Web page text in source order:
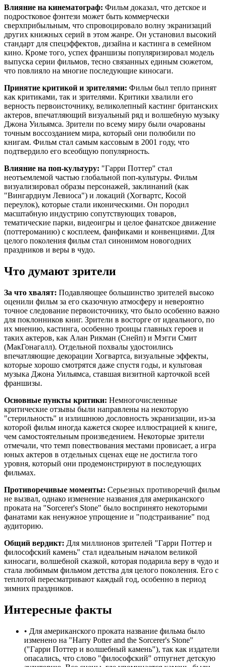
Влияние на кинематограф: Фильм доказал, что детское и
подростковое фэнтези может быть коммерчески
сверхприбыльным, что спровоцировало волну экранизаций
других книжных серий в этом жанре. Он установил высокий
стандарт для спецэффектов, дизайна и кастинга в семейном
кино. Кроме того, успех франшизы популяризировал модель
выпуска серии фильмов, тесно связанных единым сюжетом,
что повлияло на многие последующие киносаги.
Принятие критикой и зрителями: Фильм был тепло принят
как критиками, так и зрителями. Критики хвалили его
верность первоисточнику, великолепный кастинг британских
актеров, впечатляющий визуальный ряд и волшебную музыку
Джона Уильямса. Зрители по всему миру были очарованы
точным воссозданием мира, который они полюбили по
книгам. Фильм стал самым кассовым в 2001 году, что
подтвердило его всеобщую популярность.
Влияние на поп-культуру: "Гарри Поттер" стал
неотъемлемой частью глобальной поп-культуры. Фильм
визуализировал образы персонажей, заклинаний (как
"Вингардиум Левиоса") и локаций (Хогвартс, Косой
переулок), которые стали иконическими. Он породил
масштабную индустрию сопутствующих товаров,
тематические парки, видеоигры и целое фанатское движение
(поттероманию) с косплеем, фанфиками и конвенциями. Для
целого поколения фильм стал синонимом новогодних
праздников и веры в чудо.
Что думают зрители
За что хвалят: Подавляющее большинство зрителей высоко
оценили фильм за его сказочную атмосферу и невероятно
точное следование первоисточнику, что было особенно важно
для поклонников книг. Зрители в восторге от идеального, по
их мнению, кастинга, особенно троицы главных героев и
таких актеров, как Алан Рикман (Снейп) и Мэгги Смит
(МакГонагалл). Отдельной похвалы удостоились
впечатляющие декорации Хогвартса, визуальные эффекты,
которые хорошо смотрятся даже спустя годы, и культовая
музыка Джона Уильямса, ставшая визитной карточкой всей
франшизы.
Основные пункты критики: Немногочисленные
критические отзывы были направлены на некоторую
"стерильность" и излишнюю дословность экранизации, из-за
которой фильм иногда кажется скорее иллюстрацией к книге,
чем самостоятельным произведением. Некоторые зрители
отмечали, что темп повествования местами провисает, а игра
юных актеров в отдельных сценах еще не достигла того
уровня, который они продемонстрируют в последующих
фильмах.
Противоречивые моменты: Серьезных противоречий фильм
не вызвал, однако изменение названия для американского
проката на "Sorcerer's Stone" было воспринято некоторыми
фанатами как ненужное упрощение и "подстраивание" под
аудиторию.
Общий вердикт: Для миллионов зрителей "Гарри Поттер и
философский камень" стал идеальным началом великой
киносаги, волшебной сказкой, которая подарила веру в чудо и
стала любимым фильмом детства для целого поколения. Его с
теплотой пересматривают каждый год, особенно в период
зимних праздников.
Интересные факты
• Для американского проката название фильма было
изменено на "Harry Potter and the Sorcerer's Stone"
("Гарри Поттер и волшебный камень"), так как издатели
опасались, что слово "философский" отпугнет детскую